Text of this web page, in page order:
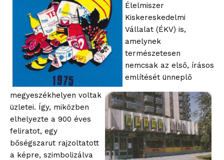
Élelmiszer
Kiskereskedelmi
Vállalat (ÉKV) is,
amelynek
természetesen
nemcsak az első, írásos
említését ünneplő
megyeszékhelyen voltak
üzletei. Így, miközben
elhelyezte a 900 éves
feliratot, egy
bőségszarut rajzoltatott
a képre, szimbolizálva